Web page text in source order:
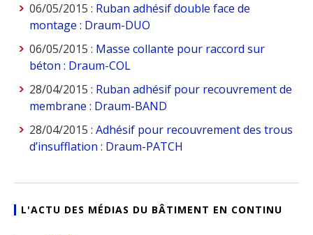
06/05/2015 : Ruban adhésif double face de
montage : Draum-DUO
06/05/2015 : Masse collante pour raccord sur
béton : Draum-COL
28/04/2015 : Ruban adhésif pour recouvrement de
membrane : Draum-BAND
28/04/2015 : Adhésif pour recouvrement des trous
d’insufflation : Draum-PATCH
L'ACTU DES MÉDIAS DU BÂTIMENT EN CONTINU